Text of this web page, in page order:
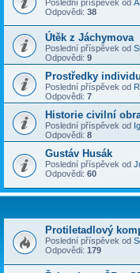
Poslední příspěvek od
Odpovědi: 38
Útěk z Jáchymova
Poslední příspěvek od
Odpovědi: 9
Prostředky
Poslední příspěvek od
Odpovědi: 7
Historie civilní
Poslední příspěvek od
Odpovědi: 8
Gustáv Husák
Poslední příspěvek od
Odpovědi: 60
Protiletadlový
Poslední příspěvek od
Odpovědi: 179